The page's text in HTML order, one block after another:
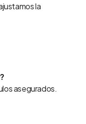
la
asegurados.